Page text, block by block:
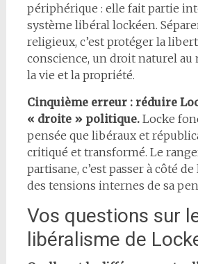
périphérique : elle fait partie
système libéral lockéen.
religieux, c’est protéger la
conscience, un droit naturel au
la vie et la propriété.
Cinquième erreur : réduire
« droite » politique.Locke
pensée que libéraux et
critiqué et transformé. Le
partisane, c’est passer à côté
des tensions internes de sa
Vos questions sur
libéralisme de